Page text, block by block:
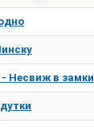
Несвиж в замки